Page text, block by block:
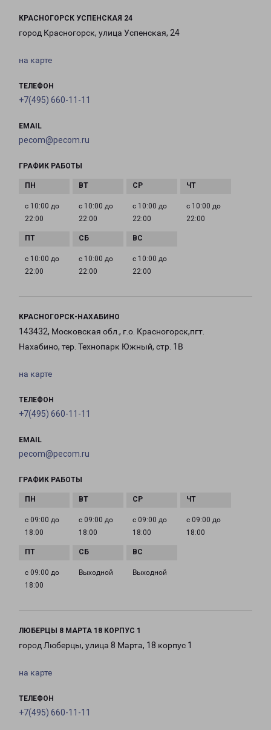
КРАСНОГОРСК УСПЕНСКАЯ 24
город Красногорск, улица Успенская, 24
на карте
ТЕЛЕФОН
+7(495) 660-11-11
EMAIL
pecom@pecom.ru
ГРАФИК РАБОТЫ
с 10:00 до
22:00
с 10:00 до
22:00
с 10:00 до
22:00
с 10:00 до
22:00
с 10:00 до
22:00
с 10:00 до
22:00
с 10:00 до
22:00
КРАСНОГОРСК-НАХАБИНО
143432, Московская обл., г.о. Красногорск,пгт.
Нахабино, тер. Технопарк Южный, стр. 1В
на карте
ТЕЛЕФОН
+7(495) 660-11-11
EMAIL
pecom@pecom.ru
ГРАФИК РАБОТЫ
с 09:00 до
18:00
с 09:00 до
18:00
с 09:00 до
18:00
с 09:00 до
18:00
с 09:00 до
18:00
Выходной Выходной
ЛЮБЕРЦЫ 8 МАРТА 18 КОРПУС 1
город Люберцы, улица 8 Марта, 18 корпус 1
на карте
ТЕЛЕФОН
+7(495) 660-11-11